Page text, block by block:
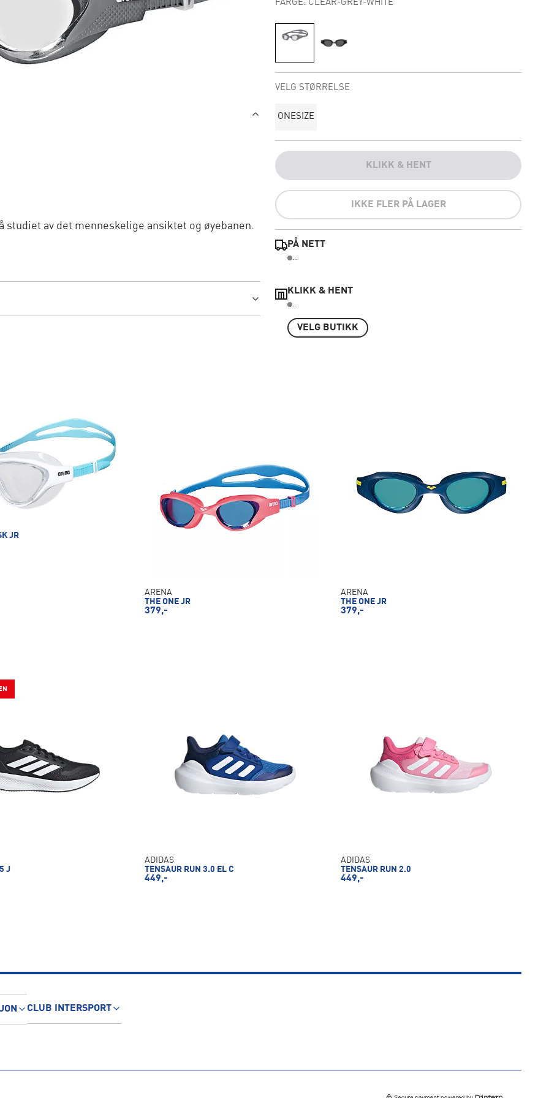
av det menneskelige ansiktet og øyebanen.
FARGE: CLEAR-GREY-WHITE
VELG STØRRELSE
ONESIZE
KLIKK & HENT
IKKE FLER PÅ LAGER
PÅ NETT
...
KLIKK & HENT
..
VELG BUTIKK
JR
ARENA
THE ONE JR
379,-
ARENA
THE ONE JR
379,-
J
ADIDAS
TENSAUR RUN 3.0 EL C
449,-
ADIDAS
TENSAUR RUN 2.0
449,-
CLUB INTERSPORT